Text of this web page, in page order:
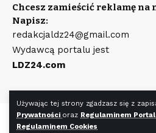
Używając tej strony zgadzasz się z
Prywatności oraz Regulaminem
Regulaminem Cookies
Chcesz zamieścić reklamę na
Napisz:
redakcjaldz24@gmail.com
Wydawcą portalu jest
LDZ24.com
©LDZ24.com Wszystkie prawa